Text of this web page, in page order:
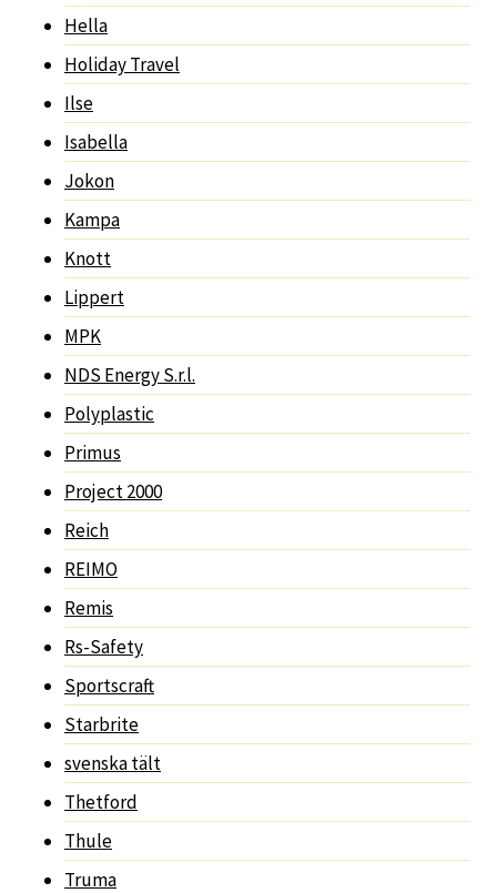
Hella
Holiday Travel
Ilse
Isabella
Jokon
Kampa
Knott
Lippert
MPK
NDS Energy S.r.l.
Polyplastic
Primus
Project 2000
Reich
REIMO
Remis
Rs-Safety
Sportscraft
Starbrite
svenska tält
Thetford
Thule
Truma